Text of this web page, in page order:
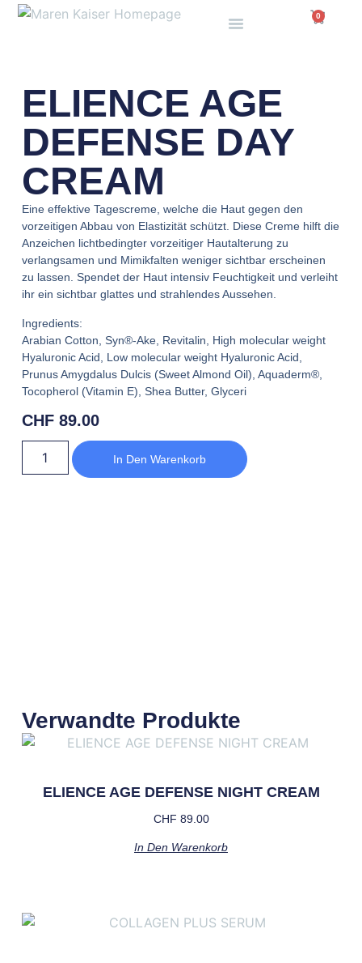
0
ELIENCE AGE
DEFENSE DAY
CREAM
Eine effektive Tagescreme, welche die Haut gegen den
vorzeitigen Abbau von Elastizität schützt. Diese Creme hilft die
Anzeichen lichtbedingter vorzeitiger Hautalterung zu
verlangsamen und Mimikfalten weniger sichtbar erscheinen
zu lassen. Spendet der Haut intensiv Feuchtigkeit und verleiht
ihr ein sichtbar glattes und strahlendes Aussehen.
Ingredients:
Arabian Cotton, Syn®-Ake, Revitalin, High molecular weight
Hyaluronic Acid, Low molecular weight Hyaluronic Acid,
Prunus Amygdalus Dulcis (Sweet Almond Oil), Aquaderm®,
Tocopherol (Vitamin E), Shea Butter, Glyceri
CHF89.00
In Den Warenkorb
Verwandte Produkte
ELIENCE AGE DEFENSE NIGHT CREAM
CHF 89.00
In Den Warenkorb